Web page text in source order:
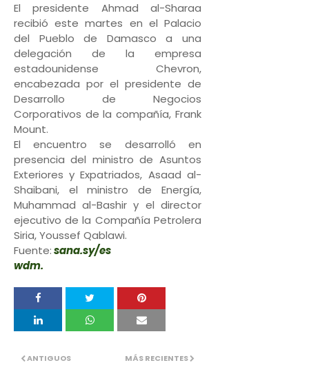
El presidente Ahmad al-Sharaa
recibió este martes en el Palacio
del Pueblo de Damasco a una
delegación de la empresa
estadounidense Chevron,
encabezada por el presidente de
Desarrollo de Negocios
Corporativos de la compañía, Frank
Mount.
El encuentro se desarrolló en
presencia del ministro de Asuntos
Exteriores y Expatriados, Asaad al-
Shaibani, el ministro de Energía,
Muhammad al-Bashir y el director
ejecutivo de la Compañía Petrolera
Siria, Youssef Qablawi.
Fuente:sana.sy/es
wdm.
MÁS RECIENTES
ANTIGUOS